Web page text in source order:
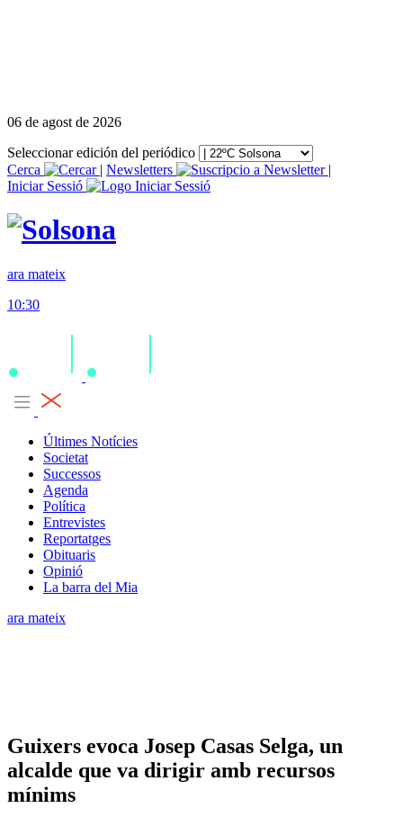
06 de agost de 2026
Seleccionar edición del periódico
Cerca
| Newsletters
|
Iniciar Sessió
ara mateix
10:30
Últimes Notícies
Societat
Successos
Agenda
Política
Entrevistes
Reportatges
Obituaris
Opinió
La barra del Mia
ara mateix
Guixers evoca Josep Casas Selga, un
alcalde que va dirigir amb recursos
mínims